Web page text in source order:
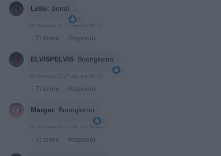
Lello: Bondì
3
29 Gennaio 2017 alle ore 09:02
· Ti stimo · Rispondi
ELVISPELVIS: Buongiorno
3
29 Gennaio 2017 alle ore 09:03
· Ti stimo · Rispondi
Margot: Buongiorno
2
29 Gennaio 2017 alle ore 09:44
· Ti stimo · Rispondi